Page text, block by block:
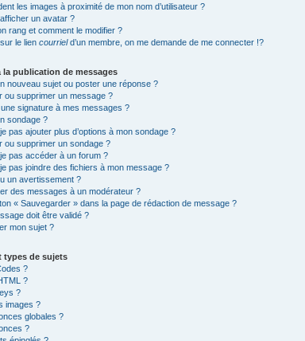
les images à proximité de mon nom d’utilisateur ?
un avatar ?
rang et comment le modifier ?
le lien courrield’un membre, on me demande de me connecter !?
la publication de messages
nouveau sujet ou poster une réponse ?
ou supprimer un message ?
signature à mes messages ?
sondage ?
pas ajouter plus d’options à mon sondage ?
ou supprimer un sondage ?
pas accéder à un forum ?
pas joindre des fichiers à mon message ?
un avertissement ?
des messages à un modérateur ?
« Sauvegarder » dans la page de rédaction de message ?
doit être validé ?
mon sujet ?
types de sujets
?
?
?
images ?
globales ?
?